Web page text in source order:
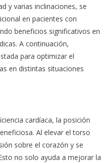
y varias inclinaciones, se
en pacientes con
beneficios significativos en
A continuación,
para optimizar el
en distintas situaciones
cardíaca, la posición
Al elevar el torso
sobre el corazón y se
no solo ayuda a mejorar la